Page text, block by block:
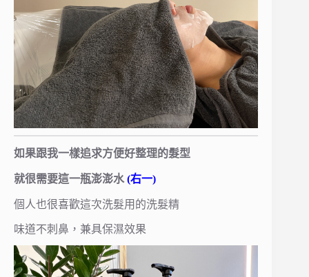
如果跟我一樣追求方便好整理的髮型
就很需要這一瓶澎澎水(右一)
個人也很喜歡這次洗髮用的洗髮精
味道不刺鼻，兼具保濕效果